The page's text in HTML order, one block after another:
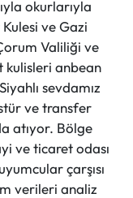
okurlarıyla
ve Gazi
Valiliği ve
kulisleri anbean
sevdamız
ve transfer
atıyor. Bölge
ve ticaret odası
çarşısı
verileri analiz